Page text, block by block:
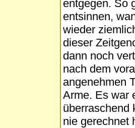
entgegen. So
entsinnen,
wieder
dieser
dann noch
nach dem
angenehmen
Arme. Es war
überraschend
nie gerechnet